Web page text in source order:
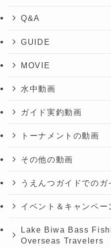
Q&A
GUIDE
MOVIE
水中動画
ガイド実釣動画
トーナメントの動画
その他の動画
うえんつガイドでの
イベント＆キャンペー
Lake Biwa Bass
Overseas Travelers